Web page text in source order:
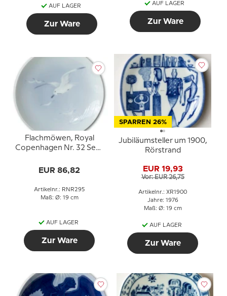
AUF LAGER
Zur Ware
AUF LAGER
Zur Ware
Flachmöwen, Royal
Copenhagen Nr. 32 Sehr
EUR 86,82
Artikelnr.: RNR295
Maß: Ø: 19 cm
AUF LAGER
Zur Ware
SPARREN 26%
Jubiläumsteller um 1900,
Rörstrand
EUR 19,93
Vor: EUR 26,75
Artikelnr.: XR1900
Jahre: 1976
Maß: Ø: 19 cm
AUF LAGER
Zur Ware